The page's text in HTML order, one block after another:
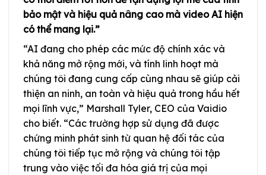
bảo mật và hiệu quả nâng cao mà video AI hiện
có thể mang lại.”
“AI đang cho phép các mức độ chính xác và
khả năng mở rộng mới, và tính linh hoạt mà
chúng tôi đang cung cấp cùng nhau sẽ giúp cải
thiện an ninh, an toàn và hiệu quả trong hầu hết
mọi lĩnh vực,” Marshall Tyler, CEO của Vaidio
cho biết. “Các trường hợp sử dụng đã được
chứng minh phát sinh từ quan hệ đối tác của
chúng tôi tiếp tục mở rộng và chúng tôi tập
trung vào việc tối đa hóa giá trị của mọi